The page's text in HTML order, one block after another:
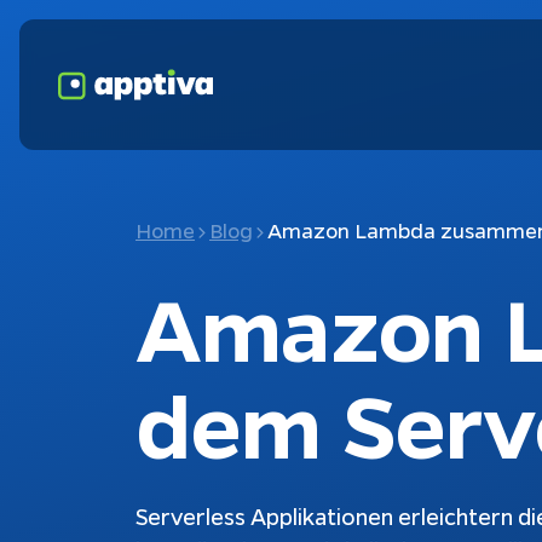
Home Blog Amazon Lambda
Amazon
dem
Serverless Applikationen erleichtern
Fokusthemen